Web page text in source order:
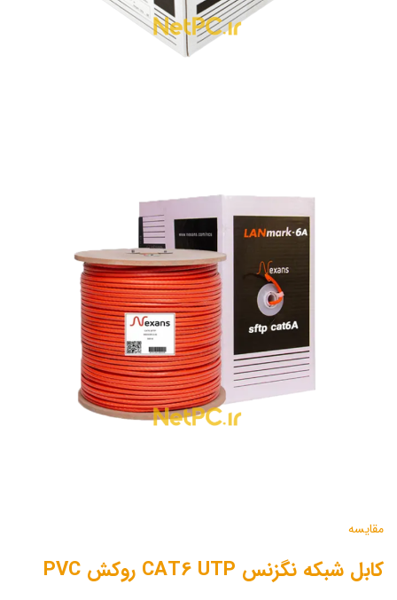
مقایسه
کابل شبکه نگزنس CAT6 UTP روکش PVC